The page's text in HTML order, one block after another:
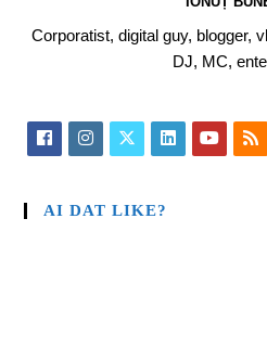
Corporatist, digital guy, blogger,
DJ, MC,
AI DAT LIKE?